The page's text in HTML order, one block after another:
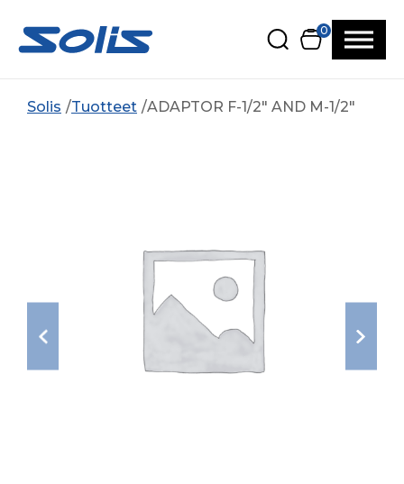
0
Solis Tuotteet ADAPTOR F-1/2″ AND M-1/2″